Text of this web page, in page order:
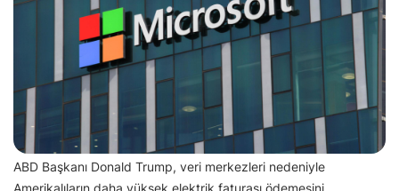
ABD Başkanı Donald Trump, veri merkezleri nedeniyle